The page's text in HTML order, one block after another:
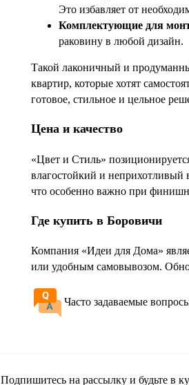
Это избавляет от
Комплектующие для
раковину в любой дизайн.
Такой лаконичный и
квартир, которые хотят
готовое, стильное и цельное
Цена и качество
«Цвет и Стиль»
влагостойкий и неприхотливый
что особенно важно при
Где купить в Боровичи
Компания «Идеи для Дома»
или удобным самовывозом.
Часто задаваемые
Подпишитесь на рассылку и будьте в